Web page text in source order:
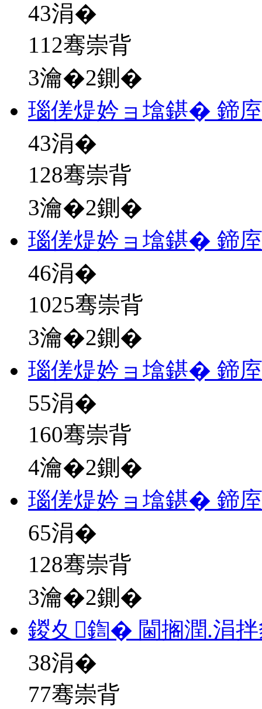
43涓�
112骞崇背
3瀹�2鍘�
瑙傞煶妗ョ墖鍖� 鍗
43涓�
128骞崇背
3瀹�2鍘�
瑙傞煶妗ョ墖鍖� 鍗
46涓�
1025骞崇背
3瀹�2鍘�
瑙傞煶妗ョ墖鍖� 鍗
55涓�
160骞崇背
4瀹�2鍘�
瑙傞煶妗ョ墖鍖� 鍗
65涓�
128骞崇背
3瀹�2鍘�
鍐夊鍧� 閫搁潤.涓
38涓�
77骞崇背